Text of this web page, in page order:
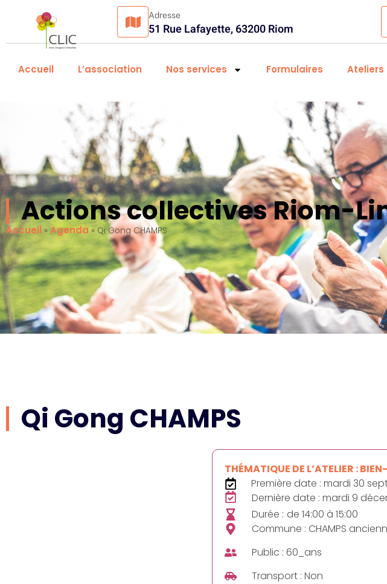
Adresse
51 Rue Lafayette, 63200 Riom
Accueil L’association Nos services Formulaires Ateliers
Actions collectives Riom-
Accueil » Agenda» Qi Gong CHAMPS
Qi Gong CHAMPS
THÉMATIQUE DE L’ATELIER :
Première date : mardi 30
Dernière date : mardi 9
Durée : de 14:00 à 15:00
Commune : CHAMPS
Public : 60_ans
Transport : Non